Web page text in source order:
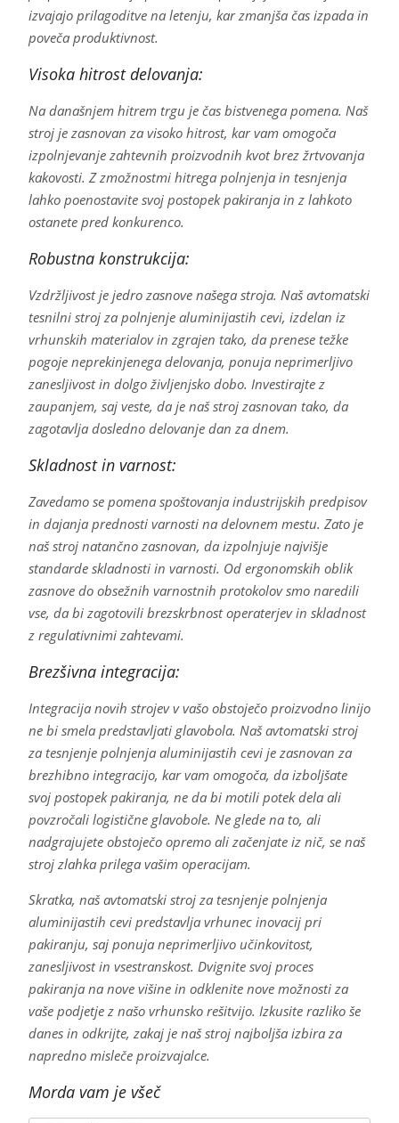
izvajajo prilagoditve na letenju, kar zmanjša čas izpada in
poveča produktivnost.
Visoka hitrost delovanja:
Na današnjem hitrem trgu je čas bistvenega pomena. Naš
stroj je zasnovan za visoko hitrost, kar vam omogoča
izpolnjevanje zahtevnih proizvodnih kvot brez žrtvovanja
kakovosti. Z zmožnostmi hitrega polnjenja in tesnjenja
lahko poenostavite svoj postopek pakiranja in z lahkoto
ostanete pred konkurenco.
Robustna konstrukcija:
Vzdržljivost je jedro zasnove našega stroja. Naš avtomatski
tesnilni stroj za polnjenje aluminijastih cevi, izdelan iz
vrhunskih materialov in zgrajen tako, da prenese težke
pogoje neprekinjenega delovanja, ponuja neprimerljivo
zanesljivost in dolgo življenjsko dobo. Investirajte z
zaupanjem, saj veste, da je naš stroj zasnovan tako, da
zagotavlja dosledno delovanje dan za dnem.
Skladnost in varnost:
Zavedamo se pomena spoštovanja industrijskih predpisov
in dajanja prednosti varnosti na delovnem mestu. Zato je
naš stroj natančno zasnovan, da izpolnjuje najvišje
standarde skladnosti in varnosti. Od ergonomskih oblik
zasnove do obsežnih varnostnih protokolov smo naredili
vse, da bi zagotovili brezskrbnost operaterjev in skladnost
z regulativnimi zahtevami.
Brezšivna integracija:
Integracija novih strojev v vašo obstoječo proizvodno linijo
ne bi smela predstavljati glavobola. Naš avtomatski stroj
za tesnjenje polnjenja aluminijastih cevi je zasnovan za
brezhibno integracijo, kar vam omogoča, da izboljšate
svoj postopek pakiranja, ne da bi motili potek dela ali
povzročali logistične glavobole. Ne glede na to, ali
nadgrajujete obstoječo opremo ali začenjate iz nič, se naš
stroj zlahka prilega vašim operacijam.
Skratka, naš avtomatski stroj za tesnjenje polnjenja
aluminijastih cevi predstavlja vrhunec inovacij pri
pakiranju, saj ponuja neprimerljivo učinkovitost,
zanesljivost in vsestranskost. Dvignite svoj proces
pakiranja na nove višine in odklenite nove možnosti za
vaše podjetje z našo vrhunsko rešitvijo. Izkusite razliko še
danes in odkrijte, zakaj je naš stroj najboljša izbira za
napredno misleče proizvajalce.
Morda vam je všeč